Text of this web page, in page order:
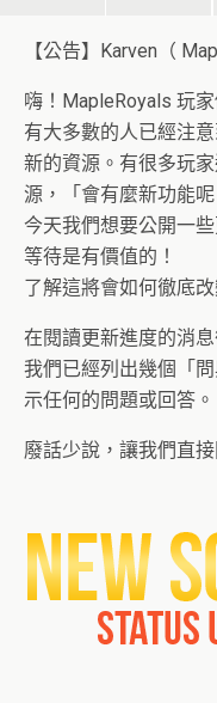
【公告】Karven（
嗨！MapleRoyals 玩家
有大多數的人已經注
新的資源。 有很多玩
源，「會有麼新功能呢
今天我們想要公開一
等待是有價值的！
了解這將會如何徹底改
在閱讀更新進度的消
我們已經列出幾個「
示任何的問題或回答。
廢話少說，讓我們直接